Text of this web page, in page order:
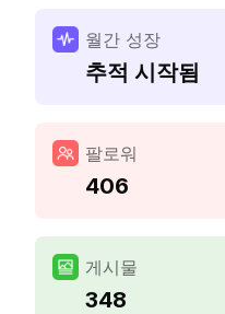
월간 성장
추적 시작됨
팔로워
406
게시물
348